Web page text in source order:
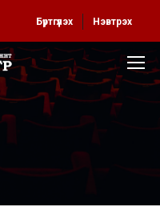
Бүртгүүлэх Нэвтрэх